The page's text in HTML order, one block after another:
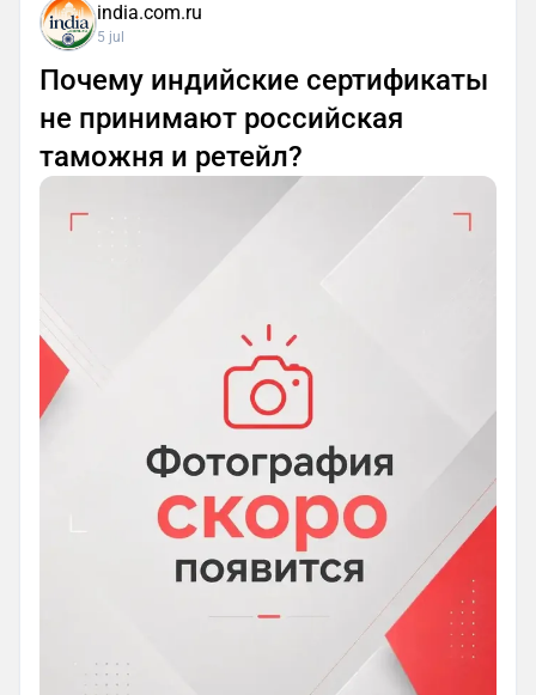
india.com.ru
5 jul
Почему индийские сертификаты
не принимают российская
таможня и ретейл?